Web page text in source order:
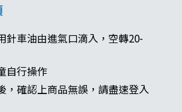
針車油由進氣口滴入，空轉20-
自行操作
，確認上商品無誤，請盡速登入